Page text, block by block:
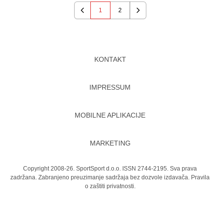
Previous
1 2
Next
KONTAKT
IMPRESSUM
MOBILNE APLIKACIJE
MARKETING
Copyright 2008-26. SportSport d.o.o. ISSN 2744-2195. Sva prava
zadržana. Zabranjeno preuzimanje sadržaja bez dozvole izdavača. Pravila
o zaštiti privatnosti.